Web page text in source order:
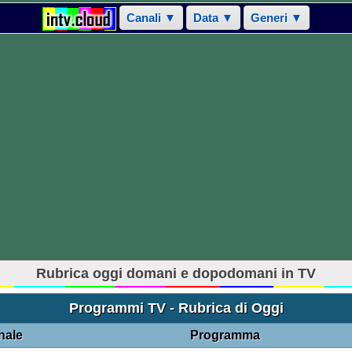
Canali ▼ Data ▼ Generi ▼
Rubrica oggi domani e dopodomani in TV
Programmi TV - Rubrica di Oggi
Programma